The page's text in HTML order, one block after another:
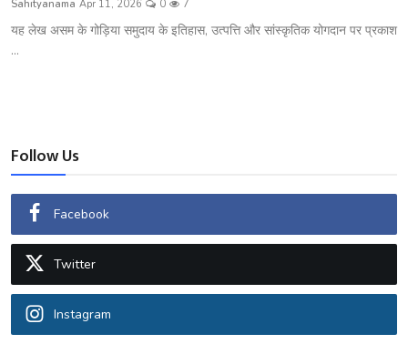
शख्सियत
धरोहर
उपन्यास
सिनेमा
शायरी
ग़ज़ल
Sahityanama Apr 11, 2026 0 7
यह लेख असम के गोड़िया समुदाय के इतिहास, उत्पत्ति और सांस्कृतिक योगदान पर प्रकाश
...
Follow Us
Facebook
Twitter
Instagram